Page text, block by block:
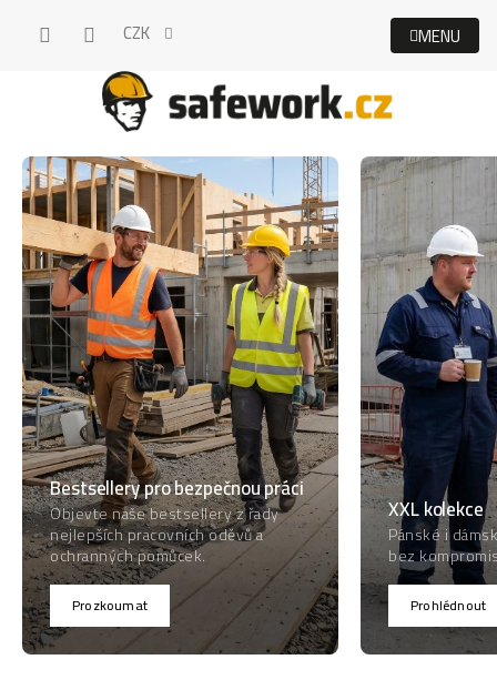
CZK
Bestsellery pro bezpečnou práci
Objevte naše bestsellery z řady
nejlepších pracovních oděvů a
ochranných pomůcek.
Prozkoumat
XXL kolekce
Pánské i
bez
Prohlédnout